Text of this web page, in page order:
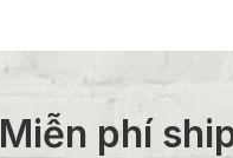
Miễn phí